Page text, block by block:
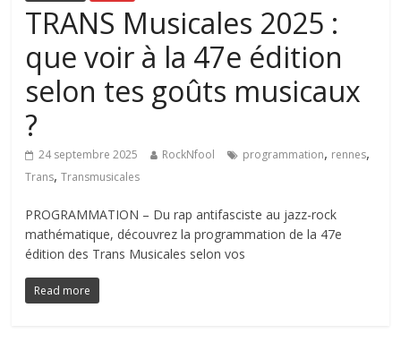
TRANS Musicales 2025 :
que voir à la 47e édition
selon tes goûts musicaux
?
24 septembre 2025 RockNfool programmation, rennes,
Trans,Transmusicales
PROGRAMMATION – Du rap antifasciste au jazz-rock
mathématique, découvrez la programmation de la 47e
édition des Trans Musicales selon vos
Read more